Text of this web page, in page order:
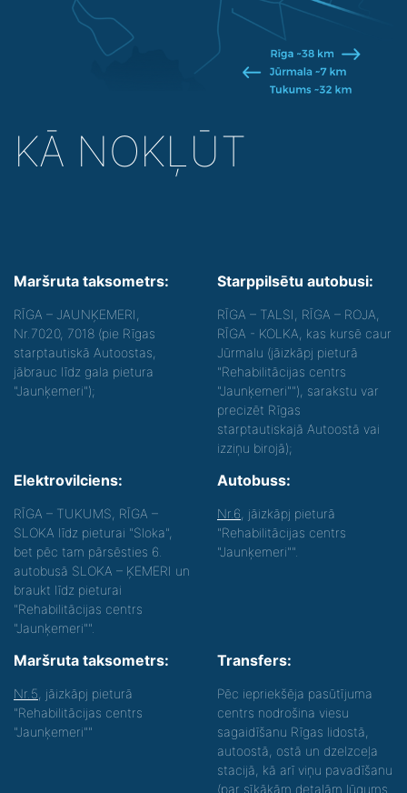
KĀ NOKĻŪT
Maršruta taksometrs:
RĪGA – JAUNĶEMERI,
Nr.7020, 7018 (pie Rīgas
starptautiskā Autoostas,
jābrauc līdz gala pietura
"Jaunķemeri");
Starppilsētu autobusi:
RĪGA – TALSI, RĪGA – ROJA,
RĪGA - KOLKA, kas kursē caur
Jūrmalu (jāizkāpj pieturā
"Rehabilitācijas centrs
"Jaunķemeri""), sarakstu var
precizēt Rīgas
starptautiskajā Autoostā vai
izziņu birojā);
Elektrovilciens:
RĪGA – TUKUMS, RĪGA –
SLOKA līdz pieturai "Sloka",
bet pēc tam pārsēsties 6.
autobusā SLOKA – ĶEMERI un
braukt līdz pieturai
"Rehabilitācijas centrs
"Jaunķemeri"".
Autobuss:
Nr.6 , jāizkāpj pieturā
"Rehabilitācijas centrs
"Jaunķemeri"".
Maršruta taksometrs:
Nr.5 , jāizkāpj pieturā
"Rehabilitācijas centrs
"Jaunķemeri""
Transfers:
Pēc iepriekšēja pasūtījuma
centrs nodrošina viesu
sagaidīšanu Rīgas lidostā,
autoostā, ostā un dzelzceļa
stacijā, kā arī viņu pavadīšanu
(par sīkākām detaļām lūgums